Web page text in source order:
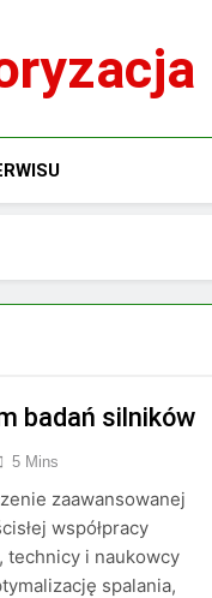
badań silników
5 Mins
zaawansowanej
współpracy
technicy i naukowcy
spalania,